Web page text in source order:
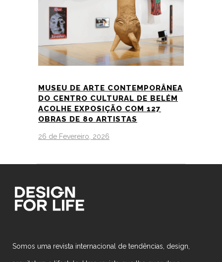
MUSEU DE ARTE CONTEMPORÂNEA
DO CENTRO CULTURAL DE BELÉM
ACOLHE EXPOSIÇÃO COM 127
OBRAS DE 80 ARTISTAS
26 de Fevereiro, 2026
Somos uma revista internacional de tendências, design,